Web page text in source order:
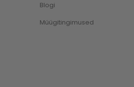
Blogi
Müügitingimused